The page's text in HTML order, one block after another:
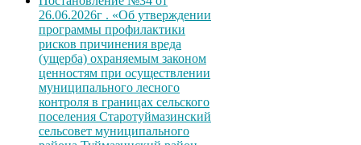
26.06.2026г . «Об утверждении
программы профилактики
рисков причинения вреда
(ущерба) охраняемым законом
ценностям при осуществлении
муниципального лесного
контроля в границах сельского
поселения Старотуймазинский
сельсовет муниципального